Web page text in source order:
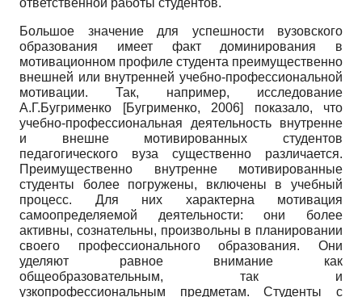
ответственной работы студентов.
Большое значение для успешности вузовского
образования имеет факт доминирования в
мотивационном профиле студента преимущественно
внешней или внутренней учебно-профессиональной
мотивации. Так, например, исследование
А.Г.Бугрименко
[Бугрименко, 2006]
показало, что
учебно-профессиональная деятельность внутренне
и внешне мотивированных студентов
педагогического вуза существенно различается.
Преимущественно внутренне мотивированные
студенты более погружены, включены в учебный
процесс. Для них характерна мотивация
самоопределяемой деятельности: они более
активны, сознательны, произвольны в планировании
своего профессионального образования. Они
уделяют равное внимание как
общеобразовательным, так и
узкопрофессиональным предметам. Студенты с